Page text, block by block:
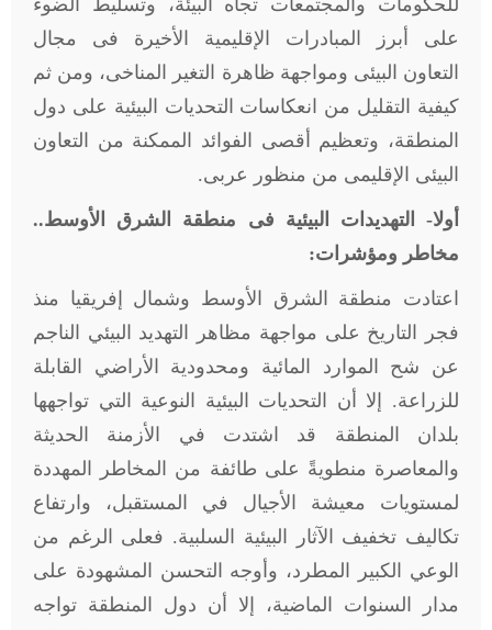
للحكومات والمجتمعات تجاه البيئة، وتسليط الضوء
على أبرز المبادرات الإقليمية الأخيرة فى مجال
التعاون البيئى ومواجهة ظاهرة التغير المناخى، ومن ثم
كيفية التقليل من انعكاسات التحديات البيئية على دول
المنطقة، وتعظيم أقصى الفوائد الممكنة من التعاون
البيئى الإقليمى من منظور عربى.
أولا- التهديدات البيئية فى منطقة الشرق الأوسط..
مخاطر ومؤشرات:
اعتادت منطقة الشرق الأوسط وشمال إفريقيا منذ
فجر التاريخ على مواجهة مظاهر التهديد البيئي الناجم
عن شح الموارد المائية ومحدودية الأراضي القابلة
للزراعة. إلا أن التحديات البيئية النوعية التي تواجهها
بلدان المنطقة قد اشتدت في الأزمنة الحديثة
والمعاصرة منطويةً على طائفة من المخاطر المهددة
لمستويات معيشة الأجيال في المستقبل، وارتفاع
تكاليف تخفيف الآثار البيئية السلبية. فعلى الرغم من
الوعي الكبير المطرد، وأوجه التحسن المشهودة على
مدار السنوات الماضية، إلا أن دول المنطقة تواجه